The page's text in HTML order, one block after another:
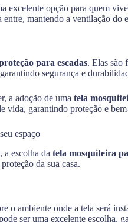
excelente opção para quem
mantendo a ventilação
para escadas. Elas são
segurança e
a adoção de uma tela
vida, garantindo proteção e
espaço
a escolha da tela mosquiteira
da sua casa.
o ambiente onde a tela será
ser uma excelente escolha,